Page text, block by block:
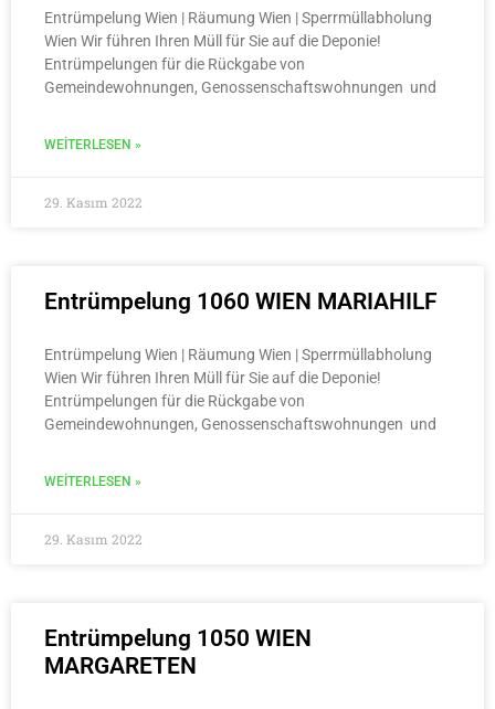
Entrümpelung Wien | Räumung Wien | Sperrmüllabholung
Wien Wir führen Ihren Müll für Sie auf die Deponie!
Entrümpelungen für die Rückgabe von
Gemeindewohnungen, Genossenschaftswohnungen und
WEITERLESEN »
29. Kasım 2022
Entrümpelung 1060 WIEN MARIAHILF
Entrümpelung Wien | Räumung Wien | Sperrmüllabholung
Wien Wir führen Ihren Müll für Sie auf die Deponie!
Entrümpelungen für die Rückgabe von
Gemeindewohnungen, Genossenschaftswohnungen und
WEITERLESEN »
29. Kasım 2022
Entrümpelung 1050 WIEN
MARGARETEN